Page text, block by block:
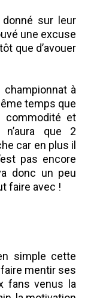
donné sur leur
une excuse
que d’avouer
championnat à
temps que
commodité et
n’aura que 2
car en plus il
pas encore
donc un peu
faire avec !
simple cette
mentir ses
fans venus la